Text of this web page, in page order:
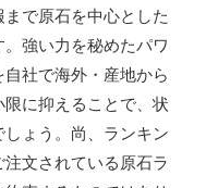
で原石を中心とした
強い力を秘めたパワ
社で海外・産地から
に抑えることで、状
ょう。尚、ランキン
文されている原石ラ